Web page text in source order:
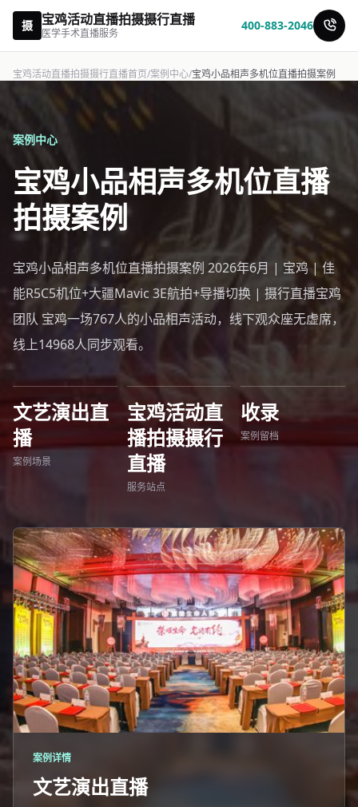
摄 宝鸡活动直播拍摄摄行直播
医学手术直播服务
400-883-2046
宝鸡活动直播拍摄摄行直播首页/案例中心/宝鸡小品相声多机位直播拍摄案例
案例中心
宝鸡小品相声多机位直播
拍摄案例
宝鸡小品相声多机位直播拍摄案例 2026年6月 | 宝鸡 | 佳
能R5C5机位+大疆Mavic 3E航拍+导播切换 | 摄行直播宝鸡
团队 宝鸡一场767人的小品相声活动，线下观众座无虚席，
线上14968人同步观看。
文艺演出直
播
案例场景
宝鸡活动直
播拍摄摄行
直播
服务站点
收录
案例留档
案例详情
文艺演出直播